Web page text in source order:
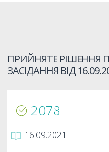
ПРИЙНЯТЕ РІШЕННЯ
ЗАСІДАННЯ ВІД
2078
16.09.2021